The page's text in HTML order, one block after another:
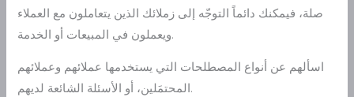
صلة، فيمكنك دائماً التوجّه إلى زملائك الذين يتعاملون مع العملاء
ويعملون في المبيعات أو الخدمة.
اسألهم عن أنواع المصطلحات التي يستخدمها عملائهم وعملائهم
المحتمَلين، أو الأسئلة الشائعة لديهم.